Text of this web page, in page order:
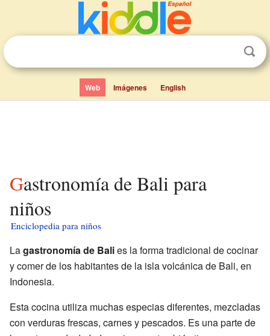
Web Imágenes English
Gastronomía de Bali para
niños
Enciclopedia para niños
Lagastronomía de Balies la forma tradicional de cocinar
y comer de los habitantes de la isla volcánica de Bali, en
Indonesia.
Esta cocina utiliza muchas especias diferentes, mezcladas
con verduras frescas, carnes y pescados. Es una parte de